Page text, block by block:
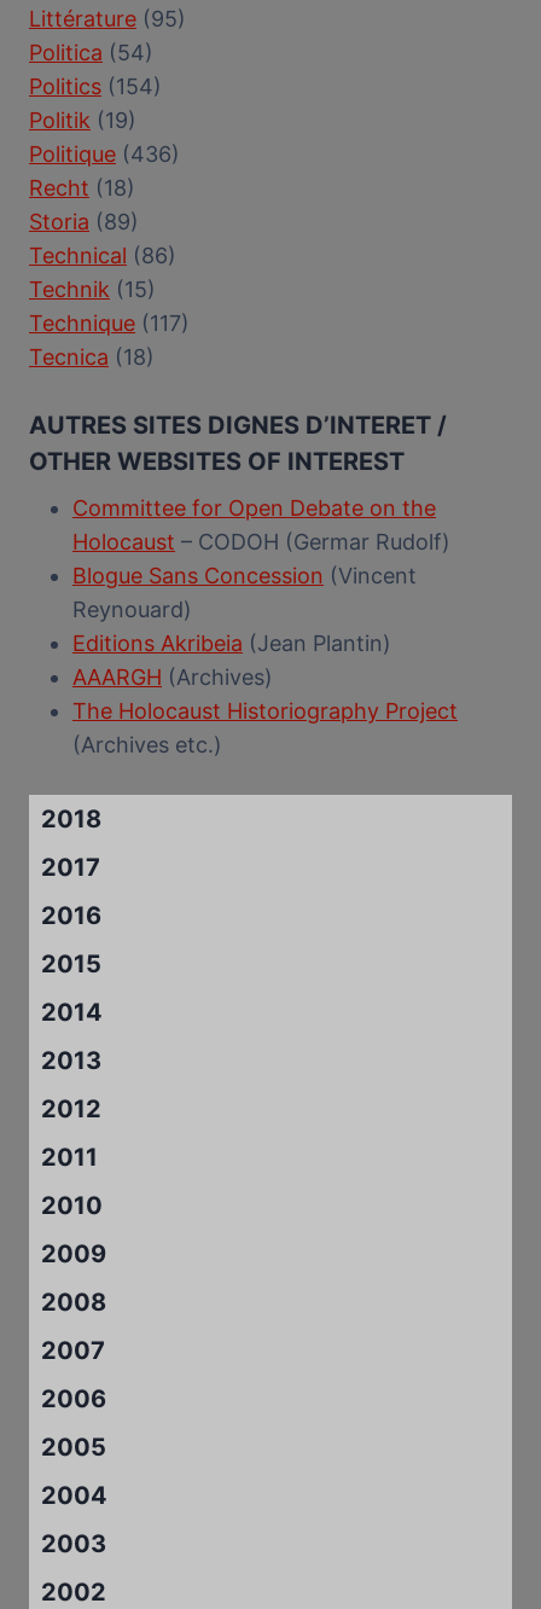
Littérature (95)
Politica (54)
Politics (154)
Politik (19)
Politique (436)
Recht (18)
Storia (89)
Technical (86)
Technik (15)
Technique (117)
Tecnica (18)
AUTRES SITES DIGNES D’INTERET /
OTHER WEBSITES OF INTEREST
Committee for Open Debate on the
Holocaust – CODOH (Germar Rudolf)
Blogue Sans Concession (Vincent
Reynouard)
Editions Akribeia (Jean Plantin)
AAARGH (Archives)
The Holocaust Historiography Project
(Archives etc.)
2018
2017
2016
2015
2014
2013
2012
2011
2010
2009
2008
2007
2006
2005
2004
2003
2002